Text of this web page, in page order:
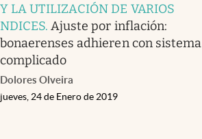
Y LA UTILIZACIÓN DE VARIOS
NDICES.Ajuste por inflación:
bonaerenses adhieren con sistema
complicado
Dolores Olveira
jueves, 24 de Enero de 2019